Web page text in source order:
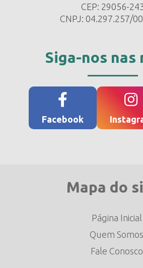
CEP: 29056-
CNPJ: 04.297.257/
Siga-nos nas
Facebook
Mapa do
Página Inicial
Quem Somos
Fale Conosco